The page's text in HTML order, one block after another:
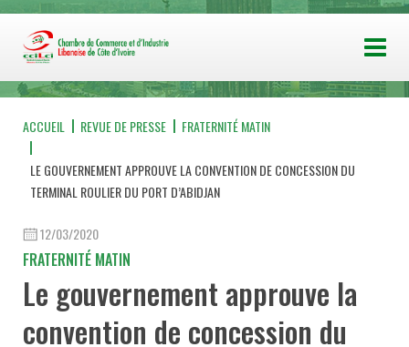
ACCUEIL REVUE DE PRESSE FRATERNITÉ MATIN
LE GOUVERNEMENT APPROUVE LA CONVENTION DE CONCESSION DU
TERMINAL ROULIER DU PORT D’ABIDJAN
12/03/2020
FRATERNITÉ MATIN
Le gouvernement approuve la
convention de concession du